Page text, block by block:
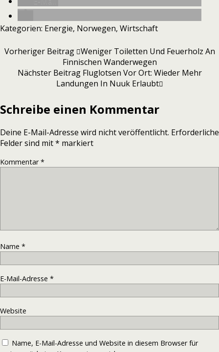
Kategorien: Energie, Norwegen, Wirtschaft
Vorheriger Beitrag Weniger Toiletten Und Feuerholz An
Finnischen Wanderwegen
Nächster Beitrag Fluglotsen Vor Ort: Wieder Mehr
Landungen In Nuuk Erlaubt
Schreibe einen Kommentar
Deine E-Mail-Adresse wird nicht veröffentlicht. Erforderliche
Felder sind mit* markiert
Kommentar*
Name *
E-Mail-Adresse *
Website
Name, E-Mail-Adresse und Website in diesem Browser für